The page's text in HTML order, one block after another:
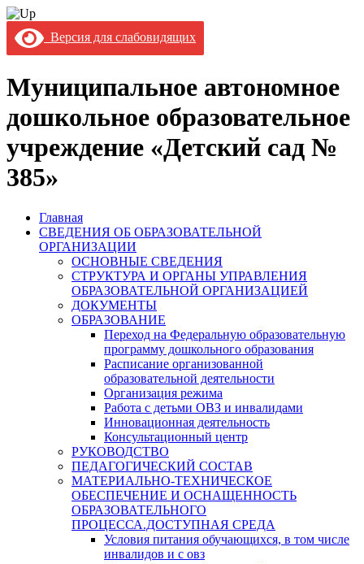
Версия для слабовидящих
Муниципальное автономное
дошкольное образовательное
учреждение «Детский сад №
385»
Главная
СВЕДЕНИЯ ОБ ОБРАЗОВАТЕЛЬНОЙ
ОРГАНИЗАЦИИ
ОСНОВНЫЕ СВЕДЕНИЯ
СТРУКТУРА И ОРГАНЫ УПРАВЛЕНИЯ
ОБРАЗОВАТЕЛЬНОЙ ОРГАНИЗАЦИЕЙ
ДОКУМЕНТЫ
ОБРАЗОВАНИЕ
Переход на Федеральную образовательную
программу дошкольного образования
Расписание организованной
образовательной деятельности
Организация режима
Работа с детьми ОВЗ и инвалидами
Инновационная деятельность
Консультационный центр
РУКОВОДСТВО
ПЕДАГОГИЧЕСКИЙ СОСТАВ
МАТЕРИАЛЬНО-ТЕХНИЧЕСКОЕ
ОБЕСПЕЧЕНИЕ И ОСНАЩЕННОСТЬ
ОБРАЗОВАТЕЛЬНОГО
ПРОЦЕССА.ДОСТУПНАЯ СРЕДА
Условия питания обучающихся, в том числе
инвалидов и с овз